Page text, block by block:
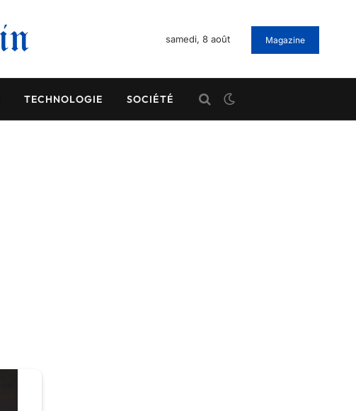
samedi, 8 août Magazine
TECHNOLOGIE SOCIÉTÉ